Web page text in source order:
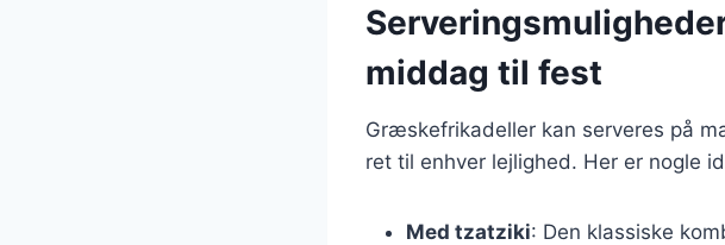
middag til fest
Græskefrikadeller kan serveres på
ret til enhver lejlighed. Her er nogle
Med tzatziki: Den klassiske